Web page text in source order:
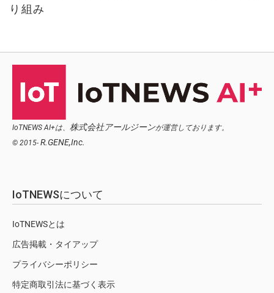
り組み
IoTNEWS AI+は、 株式会社アールジーンが運営しております。
© 2015- R.GENE,Inc.
IoTNEWSについて
IoTNEWSとは
広告掲載・タイアップ
プライバシーポリシー
特定商取引法に基づく表示